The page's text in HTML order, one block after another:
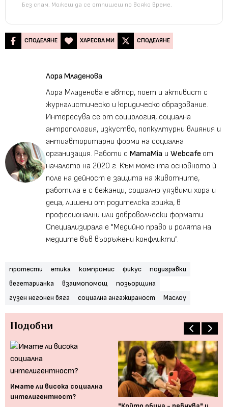
Без спам. Можеш да се отпишеш по всяко време.
СПОДЕЛЯНЕ ХАРЕСВА МИ СПОДЕЛЯНЕ
Лора Младенова
Лора Младенова е автор, поет и активист с
журналистическо и юридическо образование.
Интересува се от социология, социална
антропология, изкуство, попкултурни влияния и
антиавторитарни форми на социална
организация. Работи с MamaMia и Webcafe от
началото на 2020 г. Към момента основното ѝ
поле на дейност е защита на животните,
работила е с бежанци, социално уязвими хора и
деца, лишени от родителска грижа, в
професионални или доброволчески формати.
Специализирала е "Медийно право и ролята на
медиите във въоръжени конфликти".
протести етика компромис фикус
подигравки
вегетарианка
взаимопомощ
позьорщина
гузен негонен бяга
социална ангажираност Маслоу
Подобни
Имате ли висока социална
интелигентност?